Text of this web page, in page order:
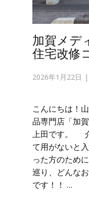
加賀メデ
住宅改修
2026年1月22日
こんにちは！
品専門店「加
上田です。
て用がないと
った方のため
巡り、どんな
です！！ …